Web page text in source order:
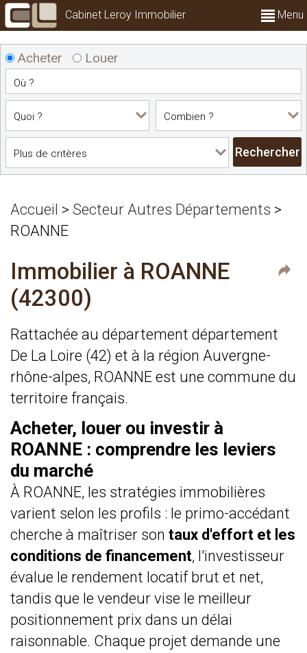
Cabinet Leroy Immobilier Menu
Acheter Louer
Accueil > Secteur Autres Départements >
ROANNE
Immobilier à ROANNE
(42300)
Rattachée au département département
De La Loire (42) et à la région Auvergne-
rhône-alpes, ROANNE est une commune du
territoire français.
Acheter, louer ou investir à
ROANNE : comprendre les leviers
du marché
À ROANNE, les stratégies immobilières
varient selon les profils : le primo-accédant
cherche à maîtriser son taux d'effort et les
conditions de financement, l'investisseur
évalue le rendement locatif brut et net,
tandis que le vendeur vise le meilleur
positionnement prix dans un délai
raisonnable. Chaque projet demande une